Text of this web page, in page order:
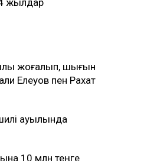
жылдар
жоғалып, шығын
Елеуов пен Рахат
ауылында
10 млн теңге